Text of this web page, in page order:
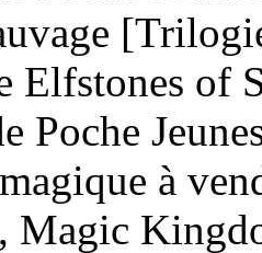
Elfstones of
Poche
à
Magic